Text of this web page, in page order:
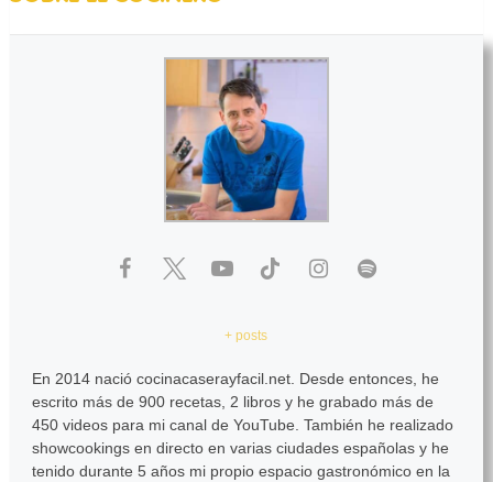
+ posts
En 2014 nació cocinacaserayfacil.net. Desde entonces, he
escrito más de 900 recetas, 2 libros y he grabado más de
450 videos para mi canal de YouTube. También he realizado
showcookings en directo en varias ciudades españolas y he
tenido durante 5 años mi propio espacio gastronómico en la